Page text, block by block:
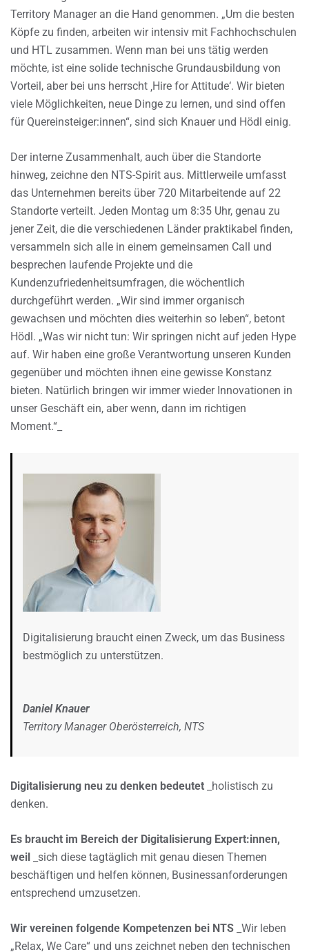
Territory Manager an die Hand genommen. „Um die besten
Köpfe zu finden, arbeiten wir intensiv mit Fachhochschulen
und HTL zusammen. Wenn man bei uns tätig werden
möchte, ist eine solide technische Grundausbildung von
Vorteil, aber bei uns herrscht ‚Hire for Attitude‘. Wir bieten
viele Möglichkeiten, neue Dinge zu lernen, und sind offen
für Quereinsteiger:innen“, sind sich Knauer und Hödl einig.
Der interne Zusammenhalt, auch über die Standorte
hinweg, zeichne den NTS-Spirit aus. Mittlerweile umfasst
das Unternehmen bereits über 720 Mitarbeitende auf 22
Standorte verteilt. Jeden Montag um 8:35 Uhr, genau zu
jener Zeit, die die verschiedenen Länder praktikabel finden,
versammeln sich alle in einem gemeinsamen Call und
besprechen laufende Projekte und die
Kundenzufriedenheitsumfragen, die wöchentlich
durchgeführt werden. „Wir sind immer organisch
gewachsen und möchten dies weiterhin so leben“, betont
Hödl. „Was wir nicht tun: Wir springen nicht auf jeden Hype
auf. Wir haben eine große Verantwortung unseren Kunden
gegenüber und möchten ihnen eine gewisse Konstanz
bieten. Natürlich bringen wir immer wieder Innovationen in
unser Geschäft ein, aber wenn, dann im richtigen
Moment.“_
Digitalisierung braucht einen Zweck, um das Business
bestmöglich zu unterstützen.
Daniel Knauer
Territory Manager Oberösterreich, NTS
Digitalisierung neu zu denken bedeutet _holistisch zu
denken.
Es braucht im Bereich der Digitalisierung Expert:innen,
weil _sich diese tagtäglich mit genau diesen Themen
beschäftigen und helfen können, Businessanforderungen
entsprechend umzusetzen.
Wir vereinen folgende Kompetenzen bei NTS _Wir leben
„Relax, We Care“ und uns zeichnet neben den technischen